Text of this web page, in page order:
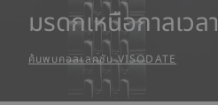
มรดกเหนือกาลเวลา
ค้นพบคอลเลกชัน VISODATE